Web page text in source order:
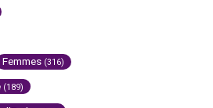
Femmes (316)
(189)